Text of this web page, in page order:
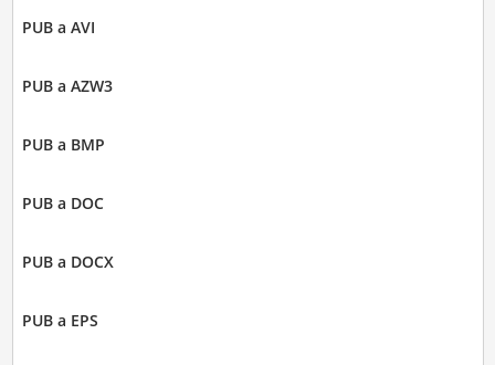
PUB a AVI
PUB a AZW3
PUB a BMP
PUB a DOC
PUB a DOCX
PUB a EPS